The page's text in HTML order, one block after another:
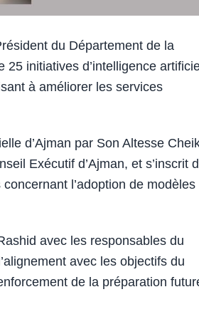
du Département de la
initiatives d’intelligence
à améliorer les services
d’Ajman par Son Altesse
Exécutif d’Ajman, et s’inscrit
l’adoption de modèles
avec les responsables du
avec les objectifs du
de la préparation